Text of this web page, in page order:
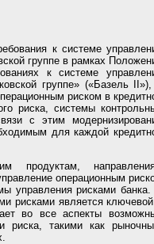
к системе
группе в рамках
к системе
группе» («Базель
риском в
риска, системы
с этим
для каждой
продуктам,
операционным
управления рисками
рисками является
во все аспекты
риска, такими как